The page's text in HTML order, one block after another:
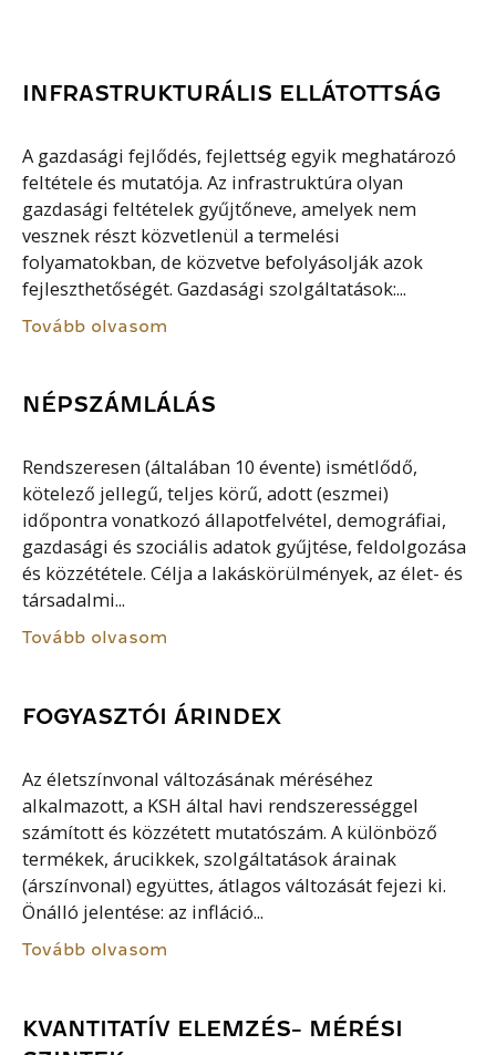
INFRASTRUKTURÁLIS ELLÁTOTTSÁG
A gazdasági fejlődés, fejlettség egyik meghatározó
feltétele és mutatója. Az infrastruktúra olyan
gazdasági feltételek gyűjtőneve, amelyek nem
vesznek részt közvetlenül a termelési
folyamatokban, de közvetve befolyásolják azok
fejleszthetőségét. Gazdasági szolgáltatások:...
Tovább olvasom
NÉPSZÁMLÁLÁS
Rendszeresen (általában 10 évente) ismétlődő,
kötelező jellegű, teljes körű, adott (eszmei)
időpontra vonatkozó állapotfelvétel, demográfiai,
gazdasági és szociális adatok gyűjtése, feldolgozása
és közzététele. Célja a lakáskörülmények, az élet- és
társadalmi...
Tovább olvasom
FOGYASZTÓI ÁRINDEX
Az életszínvonal változásának méréséhez
alkalmazott, a KSH által havi rendszerességgel
számított és közzétett mutatószám. A különböző
termékek, árucikkek, szolgáltatások árainak
(árszínvonal) együttes, átlagos változását fejezi ki.
Önálló jelentése: az infláció...
Tovább olvasom
KVANTITATÍV ELEMZÉS- MÉRÉSI